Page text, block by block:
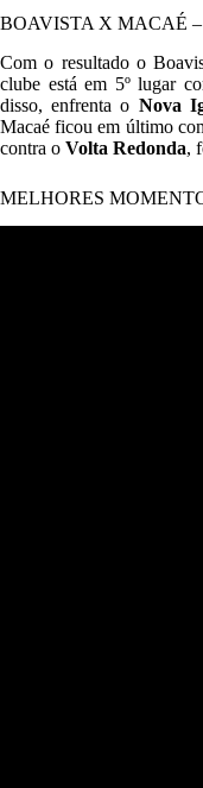
BOAVISTA X MACAÉ
Com o resultado o
clube está em 5º lugar
disso, enfrenta o Nova
Macaé ficou em último
contra o Volta Redonda,
MELHORES